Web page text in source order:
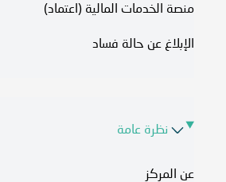
منصة الخدمات المالية (اعتماد)
الإبلاغ عن حالة فساد
نظرة عامة
عن المركز